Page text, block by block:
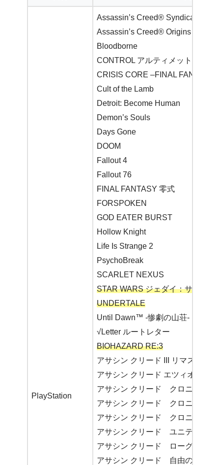
PlayStation
Assassin’s Creed® Syndicate
Assassin’s Creed® Origins
Bloodborne
CONTROL アルティメット・エデ
CRISIS CORE –FINAL FANTASY
Cult of the Lamb
Detroit: Become Human
Demon’s Souls
Days Gone
DOOM
Fallout 4
Fallout 76
FINAL FANTASY 零式
FORSPOKEN
GOD EATER BURST
Hollow Knight
Life Is Strange 2
PsychoBreak
SCARLET NEXUS
STAR WARS ジェダイ：サバイバ
UNDERTALE
Until Dawn™ -惨劇の山荘-
√Letter ルートレター
BIOHAZARD RE:3
アサシン クリード III リマスター
アサシン クリード エツィオコレ
アサシン クリード クロニクル ロ
アサシン クリード クロニクル
アサシン クリード クロニクル
アサシン クリード ユニティ
アサシン クリード ローグ リマ
アサシン クリード 自由の叫び